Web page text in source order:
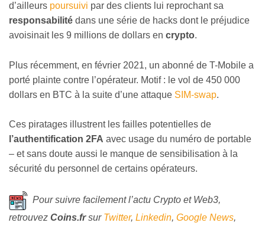
d’ailleurs poursuivi par des clients lui reprochant sa
responsabilité dans une série de hacks dont le préjudice
avoisinait les 9 millions de dollars en crypto.
Plus récemment, en février 2021, un abonné de T-Mobile a
porté plainte contre l’opérateur. Motif : le vol de 450 000
dollars en BTC à la suite d’une attaque SIM-swap.
Ces piratages illustrent les failles potentielles de
l’authentification 2FA avec usage du numéro de portable
– et sans doute aussi le manque de sensibilisation à la
sécurité du personnel de certains opérateurs.
Pour suivre facilement l’actu Crypto et Web3,
retrouvez Coins.frsur Twitter, Linkedin, Google News,